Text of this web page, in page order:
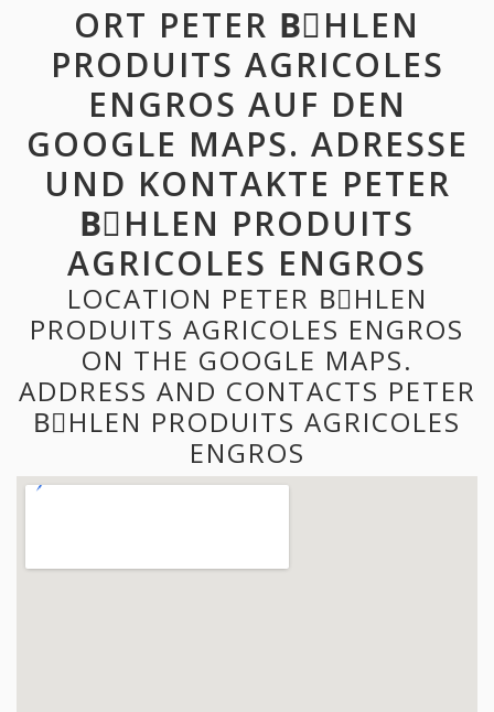
ORT PETER BِHLEN
PRODUITS AGRICOLES
ENGROS AUF DEN
GOOGLE MAPS. ADRESSE
UND KONTAKTE PETER
BِHLEN PRODUITS
AGRICOLES ENGROS
LOCATION PETER BِHLEN
PRODUITS AGRICOLES ENGROS
ON THE GOOGLE MAPS.
ADDRESS AND CONTACTS PETER
BِHLEN PRODUITS AGRICOLES
ENGROS